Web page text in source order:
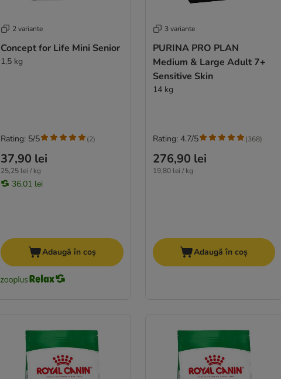
2 variante
Concept for Life Mini Senior
1,5 kg
37,90 lei
25,25 lei / kg
36,01 lei
Rating: 5/5 (2)
Adaugă în coș
3 variante
PURINA PRO PLAN
Medium & Large Adult 7+
Sensitive Skin
14 kg
276,90 lei
19,80 lei / kg
Rating: 4.7/5 (368)
Adaugă în coș